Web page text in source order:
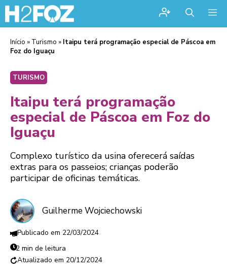
Início » Turismo » Itaipu terá programação especial de Páscoa em
Foz do Iguaçu
TURISMO
Itaipu terá programação
especial de Páscoa em Foz do
Iguaçu
Complexo turístico da usina oferecerá saídas
extras para os passeios; crianças poderão
participar de oficinas temáticas.
Guilherme Wojciechowski
22/03/2024
2 min de leitura
20/12/2024